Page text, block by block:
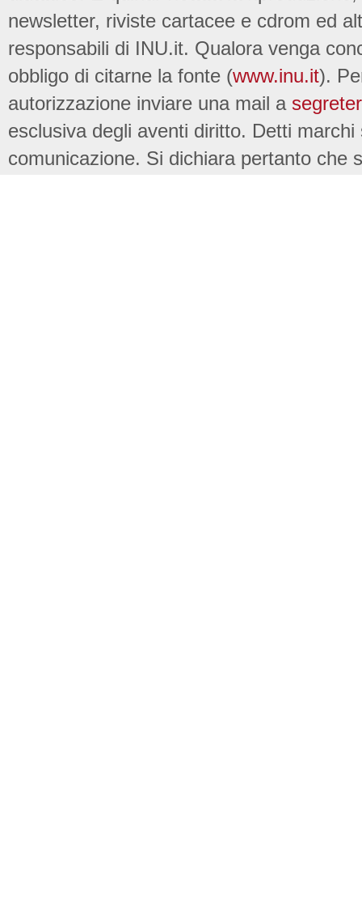
newsletter, riviste cartacee e cdrom ed
responsabili di INU.it. Qualora venga
obbligo di citarne la fonte (www.inu.it).
autorizzazione inviare una mail a
esclusiva degli aventi diritto. Detti
comunicazione. Si dichiara pertanto che